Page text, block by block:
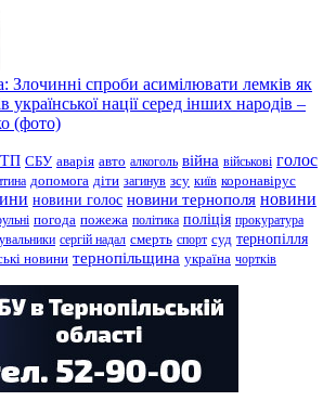
Злочинні спроби асимілювати лемків як
української нації серед інших народів –
(фото)
СБУ аварія авто алкоголь війна військові голос
допомога діти загинув зсу київ коронавірус
новини голос новини тернополя новини
погода пожежа політика поліція прокуратура
сергій надал смерть спорт суд тернопілля
новини тернопільщина україна чортків